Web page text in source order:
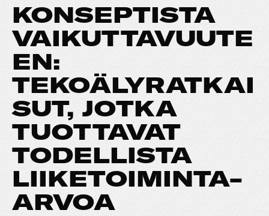
KONSEPTISTA
VAIKUTTAVUUTE
EN:
TEKOÄLYRATKAI
SUT, JOTKA
TUOTTAVAT
TODELLISTA
LIIKETOIMINTA-
ARVOA